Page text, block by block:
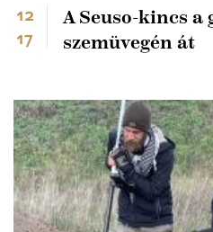
12
17
A Seuso-kincs
szemüvegén át